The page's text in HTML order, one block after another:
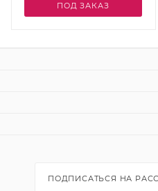
ПОД ЗАКАЗ
ПОДПИСАТЬСЯ НА